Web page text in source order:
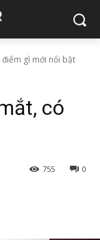
gì mới nổi bật
có
0
755